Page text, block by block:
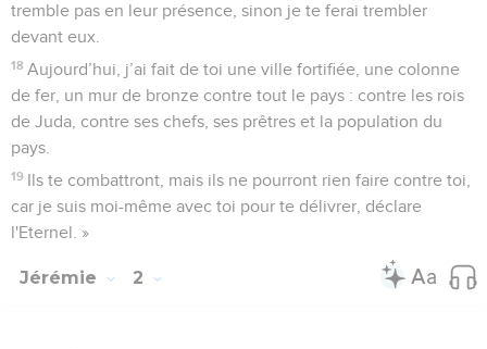
tremble pas en leur présence, sinon je te ferai trembler
devant eux.
18 Aujourd’hui, j’ai fait de toi une ville fortifiée, une colonne
de fer, un mur de bronze contre tout le pays : contre les rois
de Juda, contre ses chefs, ses prêtres et la population du
pays.
19 Ils te combattront, mais ils ne pourront rien faire contre toi,
car je suis moi-même avec toi pour te délivrer, déclare
l'Eternel. »
Jérémie 2